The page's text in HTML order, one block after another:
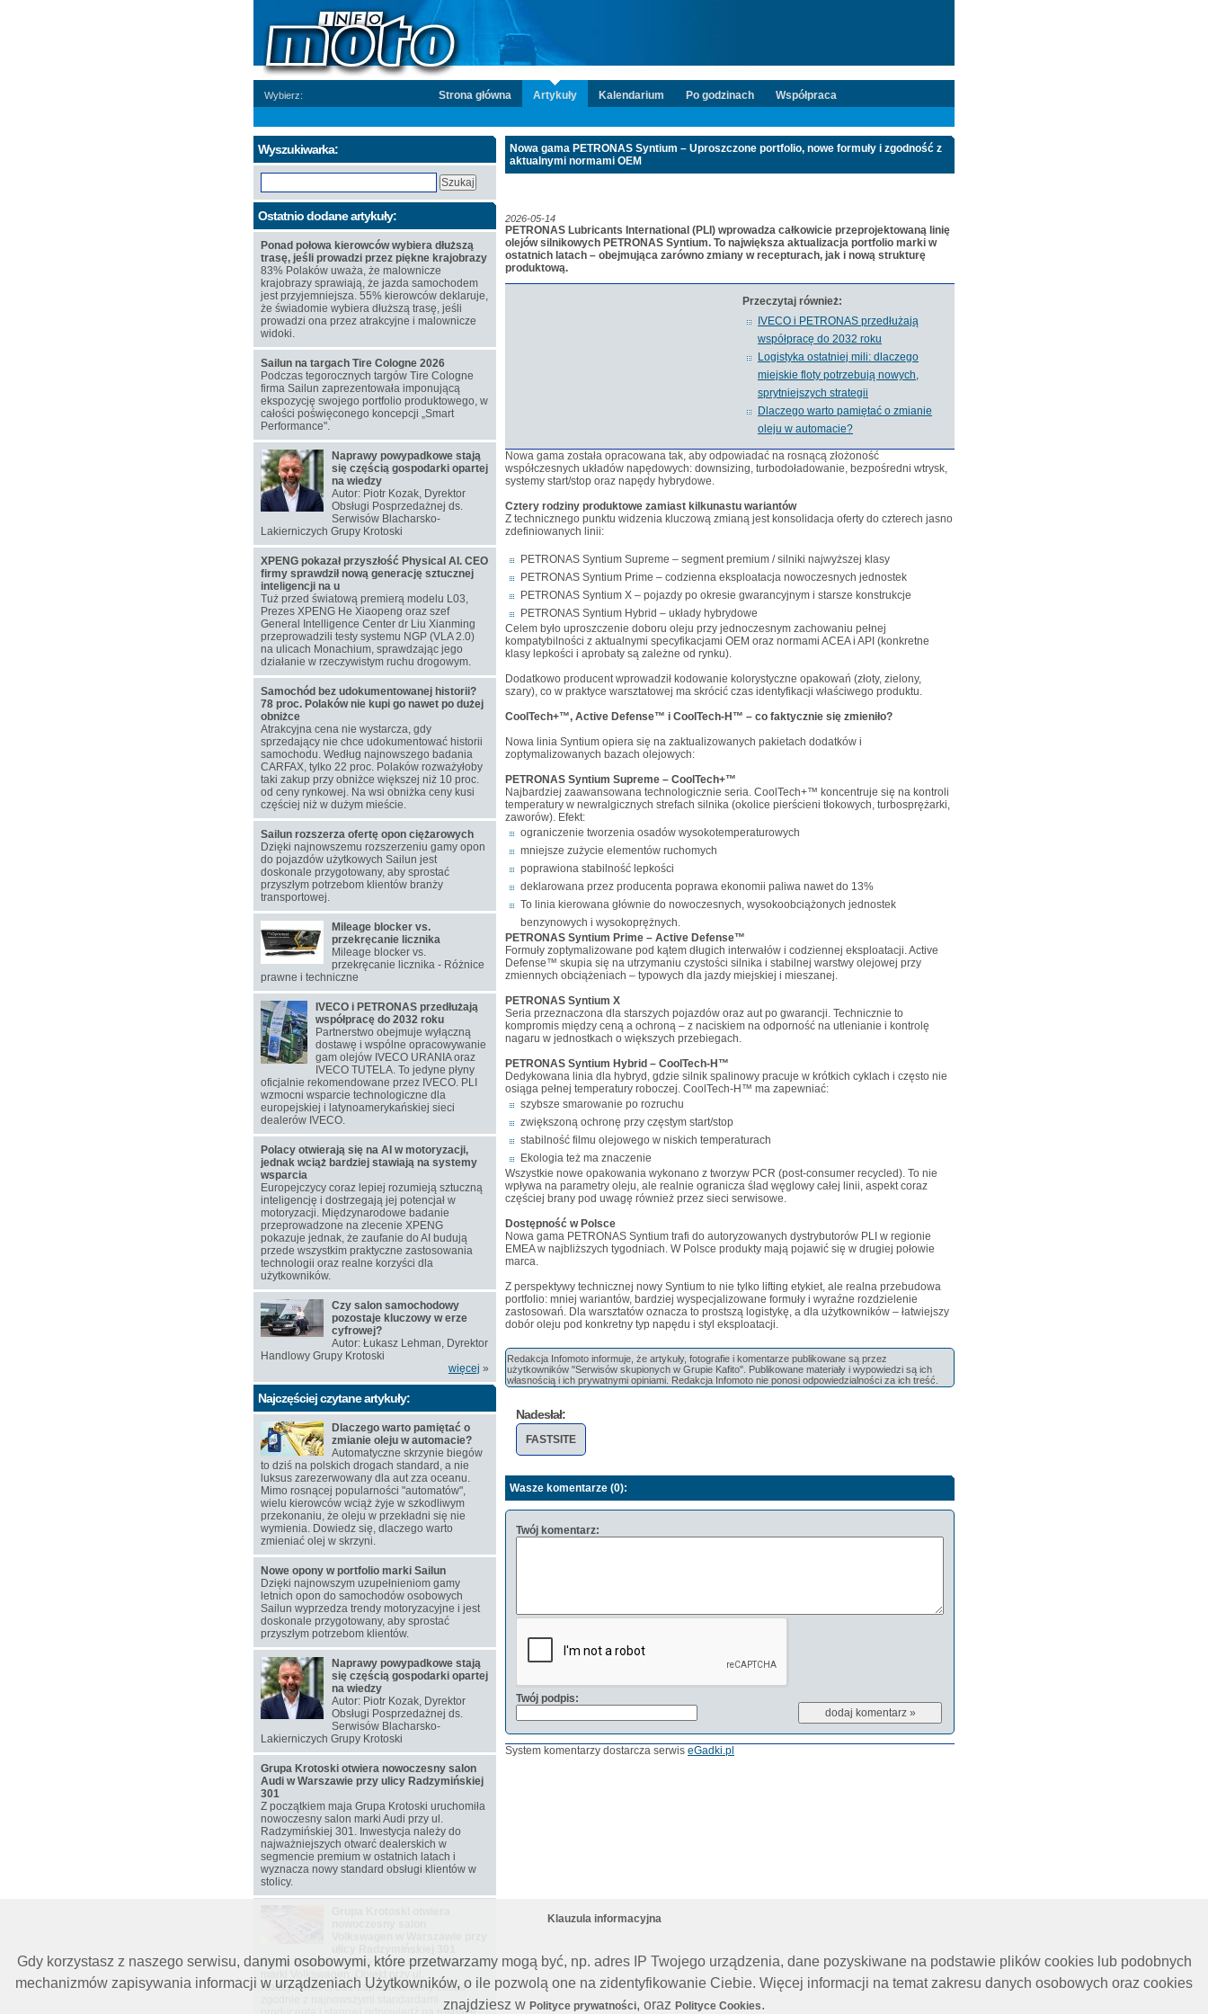
Wybierz: Strona główna Artykuły Kalendarium Po godzinach Współpraca
Nowa gama PETRONAS Syntium – Uproszczone portfolio, nowe formuły i zgodność z
aktualnymi normami OEM
2026-05-14
PETRONAS Lubricants International (PLI) wprowadza całkowicie przeprojektowaną linię
olejów silnikowych PETRONAS Syntium. To największa aktualizacja portfolio marki w
ostatnich latach – obejmująca zarówno zmiany w recepturach, jak i nową strukturę
produktową.
Przeczytaj również:
IVECO i PETRONAS przedłużają
współpracę do 2032 roku
Logistyka ostatniej mili: dlaczego
miejskie floty potrzebują nowych,
sprytniejszych strategii
Dlaczego warto pamiętać o zmianie
oleju w automacie?
Nowa gama została opracowana tak, aby odpowiadać na rosnącą złożoność
współczesnych układów napędowych: downsizing, turbodoładowanie, bezpośredni wtrysk,
systemy start/stop oraz napędy hybrydowe.
Cztery rodziny produktowe zamiast kilkunastu wariantów
Z technicznego punktu widzenia kluczową zmianą jest konsolidacja oferty do czterech jasno
zdefiniowanych linii:
PETRONAS Syntium Supreme – segment premium / silniki najwyższej klasy
PETRONAS Syntium Prime – codzienna eksploatacja nowoczesnych jednostek
PETRONAS Syntium X – pojazdy po okresie gwarancyjnym i starsze konstrukcje
PETRONAS Syntium Hybrid – układy hybrydowe
Celem było uproszczenie doboru oleju przy jednoczesnym zachowaniu pełnej
kompatybilności z aktualnymi specyfikacjami OEM oraz normami ACEA i API (konkretne
klasy lepkości i aprobaty są zależne od rynku).
Dodatkowo producent wprowadził kodowanie kolorystyczne opakowań (złoty, zielony,
szary), co w praktyce warsztatowej ma skrócić czas identyfikacji właściwego produktu.
CoolTech+™, Active Defense™ i CoolTech-H™ – co faktycznie się zmieniło?
Nowa linia Syntium opiera się na zaktualizowanych pakietach dodatków i
zoptymalizowanych bazach olejowych:
PETRONAS Syntium Supreme – CoolTech+™
Najbardziej zaawansowana technologicznie seria. CoolTech+™ koncentruje się na kontroli
temperatury w newralgicznych strefach silnika (okolice pierścieni tłokowych, turbosprężarki,
zaworów). Efekt:
ograniczenie tworzenia osadów wysokotemperaturowych
mniejsze zużycie elementów ruchomych
poprawiona stabilność lepkości
deklarowana przez producenta poprawa ekonomii paliwa nawet do 13%
To linia kierowana głównie do nowoczesnych, wysokoobciążonych jednostek
benzynowych i wysokoprężnych.
PETRONAS Syntium Prime – Active Defense™
Formuły zoptymalizowane pod kątem długich interwałów i codziennej eksploatacji. Active
Defense™ skupia się na utrzymaniu czystości silnika i stabilnej warstwy olejowej przy
zmiennych obciążeniach – typowych dla jazdy miejskiej i mieszanej.
PETRONAS Syntium X
Seria przeznaczona dla starszych pojazdów oraz aut po gwarancji. Technicznie to
kompromis między ceną a ochroną – z naciskiem na odporność na utlenianie i kontrolę
nagaru w jednostkach o większych przebiegach.
PETRONAS Syntium Hybrid – CoolTech-H™
Dedykowana linia dla hybryd, gdzie silnik spalinowy pracuje w krótkich cyklach i często nie
osiąga pełnej temperatury roboczej. CoolTech-H™ ma zapewniać:
szybsze smarowanie po rozruchu
zwiększoną ochronę przy częstym start/stop
stabilność filmu olejowego w niskich temperaturach
Ekologia też ma znaczenie
Wszystkie nowe opakowania wykonano z tworzyw PCR (post-consumer recycled). To nie
wpływa na parametry oleju, ale realnie ogranicza ślad węglowy całej linii, aspekt coraz
częściej brany pod uwagę również przez sieci serwisowe.
Dostępność w Polsce
Nowa gama PETRONAS Syntium trafi do autoryzowanych dystrybutorów PLI w regionie
EMEA w najbliższych tygodniach. W Polsce produkty mają pojawić się w drugiej połowie
marca.
Z perspektywy technicznej nowy Syntium to nie tylko lifting etykiet, ale realna przebudowa
portfolio: mniej wariantów, bardziej wyspecjalizowane formuły i wyraźne rozdzielenie
zastosowań. Dla warsztatów oznacza to prostszą logistykę, a dla użytkowników – łatwiejszy
dobór oleju pod konkretny typ napędu i styl eksploatacji.
Redakcja Infomoto informuje, że artykuły, fotografie i komentarze publikowane są przez
użytkowników "Serwisów skupionych w Grupie Kafito". Publikowane materiały i wypowiedzi są ich
własnością i ich prywatnymi opiniami. Redakcja Infomoto nie ponosi odpowiedzialności za ich treść.
Nadesłał:
FASTSITE
Wasze komentarze (0):
Twój komentarz:
Twój podpis:
System komentarzy dostarcza serwis eGadki.pl
Wyszukiwarka:
Ostatnio dodane artykuły:
Ponad połowa kierowców wybiera dłuższą
trasę, jeśli prowadzi przez piękne krajobrazy
83% Polaków uważa, że malownicze
krajobrazy sprawiają, że jazda samochodem
jest przyjemniejsza. 55% kierowców deklaruje,
że świadomie wybiera dłuższą trasę, jeśli
prowadzi ona przez atrakcyjne i malownicze
widoki.
Sailun na targach Tire Cologne 2026
Podczas tegorocznych targów Tire Cologne
firma Sailun zaprezentowała imponującą
ekspozycję swojego portfolio produktowego, w
całości poświęconego koncepcji „Smart
Performance".
Naprawy powypadkowe stają
się częścią gospodarki opartej
na wiedzy
Autor: Piotr Kozak, Dyrektor
Obsługi Posprzedażnej ds.
Serwisów Blacharsko-
Lakierniczych Grupy Krotoski
XPENG pokazał przyszłość Physical AI. CEO
firmy sprawdził nową generację sztucznej
inteligencji na u
Tuż przed światową premierą modelu L03,
Prezes XPENG He Xiaopeng oraz szef
General Intelligence Center dr Liu Xianming
przeprowadzili testy systemu NGP (VLA 2.0)
na ulicach Monachium, sprawdzając jego
działanie w rzeczywistym ruchu drogowym.
Samochód bez udokumentowanej historii?
78 proc. Polaków nie kupi go nawet po dużej
obniżce
Atrakcyjna cena nie wystarcza, gdy
sprzedający nie chce udokumentować historii
samochodu. Według najnowszego badania
CARFAX, tylko 22 proc. Polaków rozważyłoby
taki zakup przy obniżce większej niż 10 proc.
od ceny rynkowej. Na wsi obniżka ceny kusi
częściej niż w dużym mieście.
Sailun rozszerza ofertę opon ciężarowych
Dzięki najnowszemu rozszerzeniu gamy opon
do pojazdów użytkowych Sailun jest
doskonale przygotowany, aby sprostać
przyszłym potrzebom klientów branży
transportowej.
Mileage blocker vs.
przekręcanie licznika
Mileage blocker vs.
przekręcanie licznika - Różnice
prawne i techniczne
IVECO i PETRONAS przedłużają
współpracę do 2032 roku
Partnerstwo obejmuje wyłączną
dostawę i wspólne opracowywanie
gam olejów IVECO URANIA oraz
IVECO TUTELA. To jedyne płyny
oficjalnie rekomendowane przez IVECO. PLI
wzmocni wsparcie technologiczne dla
europejskiej i latynoamerykańskiej sieci
dealerów IVECO.
Polacy otwierają się na AI w motoryzacji,
jednak wciąż bardziej stawiają na systemy
wsparcia
Europejczycy coraz lepiej rozumieją sztuczną
inteligencję i dostrzegają jej potencjał w
motoryzacji. Międzynarodowe badanie
przeprowadzone na zlecenie XPENG
pokazuje jednak, że zaufanie do AI budują
przede wszystkim praktyczne zastosowania
technologii oraz realne korzyści dla
użytkowników.
Czy salon samochodowy
pozostaje kluczowy w erze
cyfrowej?
Autor: Łukasz Lehman, Dyrektor
Handlowy Grupy Krotoski
więcej »
Najczęściej czytane artykuły:
Dlaczego warto pamiętać o
zmianie oleju w automacie?
Automatyczne skrzynie biegów
to dziś na polskich drogach standard, a nie
luksus zarezerwowany dla aut zza oceanu.
Mimo rosnącej popularności "automatów",
wielu kierowców wciąż żyje w szkodliwym
przekonaniu, że oleju w przekładni się nie
wymienia. Dowiedz się, dlaczego warto
zmieniać olej w skrzyni.
Nowe opony w portfolio marki Sailun
Dzięki najnowszym uzupełnieniom gamy
letnich opon do samochodów osobowych
Sailun wyprzedza trendy motoryzacyjne i jest
doskonale przygotowany, aby sprostać
przyszłym potrzebom klientów.
Naprawy powypadkowe stają
się częścią gospodarki opartej
na wiedzy
Autor: Piotr Kozak, Dyrektor
Obsługi Posprzedażnej ds.
Serwisów Blacharsko-
Lakierniczych Grupy Krotoski
Grupa Krotoski otwiera nowoczesny salon
Audi w Warszawie przy ulicy Radzymińskiej
301
Z początkiem maja Grupa Krotoski uruchomiła
nowoczesny salon marki Audi przy ul.
Radzymińskiej 301. Inwestycja należy do
najważniejszych otwarć dealerskich w
segmencie premium w ostatnich latach i
wyznacza nowy standard obsługi klientów w
stolicy.
Grupa Krotoski otwiera w maju nowy salon
marki Volkswagen. Obiekt przy ul.
Radzymińskiej 301 zaprojektowany został
Klauzula informacyjna
Gdy korzystasz z naszego serwisu, danymi osobowymi, które przetwarzamy mogą być, np. adres IP Twojego urządzenia, dane pozyskiwane na podstawie plików cookies lub podobnych
mechanizmów zapisywania informacji w urządzeniach Użytkowników, o ile pozwolą one na zidentyfikowanie Ciebie. Więcej informacji na temat zakresu danych osobowych oraz cookies
znajdziesz w Polityce prywatności, oraz Polityce Cookies.